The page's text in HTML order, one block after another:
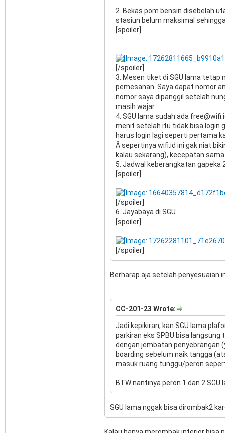
2. Bekas pom bensin disebelah
stasiun belum maksimal
[spoiler]
[/spoiler]
3. Mesen tiket di SGU lama tetap
pemesanan. Saya dapat nomor
nomor saya dipanggil setelah
masih wajar
4. SGU lama sudah ada
menit setelah itu tidak bisa login
harus login lagi seperti pertama
Â sepertinya wifi.id ini gak niat
kalau sekarang), kecepatan
5. Jadwal keberangkatan gapeka
[spoiler]
[/spoiler]
6. Jayabaya di SGU
[spoiler]
[/spoiler]
Berharap aja setelah penyesuaian
CC-201-23 Wrote:
Jadi kepikiran, kan SGU lama
parkiran eks SPBU bisa langsung
dengan jembatan penyebrangan
boarding sebelum naik tangga
masuk ruang tunggu/peron
BTW nantinya peron 1 dan 2
SGU lama nggak bisa dirombak2